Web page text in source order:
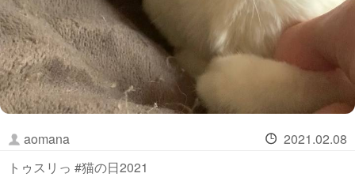
aomana
2021.02.08
トゥスリっ #猫の日2021